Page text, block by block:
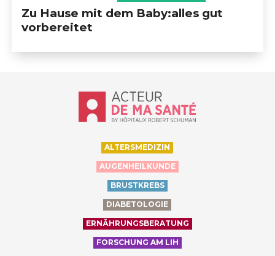
Zu Hause mit dem Baby:alles gut
vorbereitet
Accueil - Acteur de ma santé, by
ALTERSMEDIZIN
AUGENHEILKUNDE
BRUSTKREBS
DIABETOLOGIE
ERNÄHRUNGSBERATUNG
FORSCHUNG AM LIH